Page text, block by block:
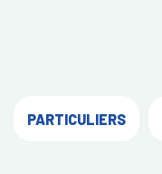
PARTICULIERS